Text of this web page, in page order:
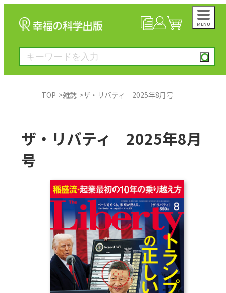
MENU
絵本
雑誌
CD
DVD・ブルーレイ
TOP 雑誌 ザ・リバティ 2025年8月号
ザ・リバティ 2025年8月
号